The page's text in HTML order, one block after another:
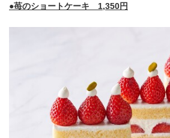
●苺のショートケーキ 1,350円